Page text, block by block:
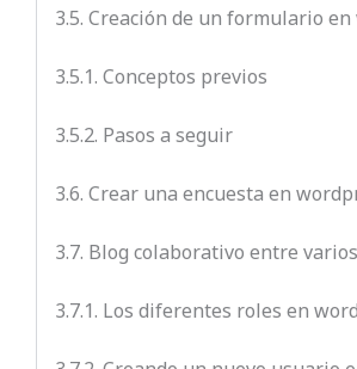
3.5. Creación de un formulario
3.5.1. Conceptos previos
3.5.2. Pasos a seguir
3.6. Crear una encuesta en
3.7. Blog colaborativo entre
3.7.1. Los diferentes roles en